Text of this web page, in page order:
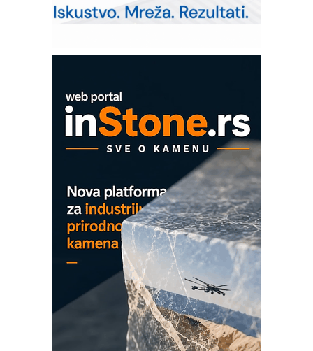
solarnim elektranama i vetroparkovima
Pranje točkova na gradilištu- standard
Proizvodnja iC7 Hybrid 1500 VDC
COMBYPACK
EVOKS Maintenance Management
ROSA i SCHUNK podižu proizvodnju
Detekcija različitih oblika